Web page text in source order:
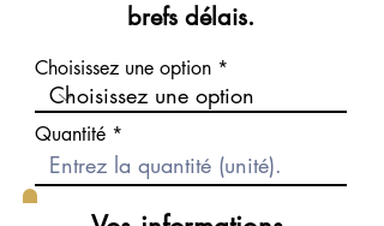
brefs délais.
Choisissez une option
Quantité